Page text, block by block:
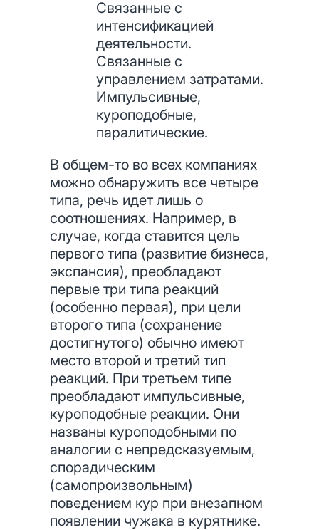
Связанные с
интенсификацией
деятельности.
Связанные с
управлением затратами.
Импульсивные,
куроподобные,
паралитические.
В общем-то во всех компаниях
можно обнаружить все четыре
типа, речь идет лишь о
соотношениях. Например, в
случае, когда ставится цель
первого типа (развитие бизнеса,
экспансия), преобладают
первые три типа реакций
(особенно первая), при цели
второго типа (сохранение
достигнутого) обычно имеют
место второй и третий тип
реакций. При третьем типе
преобладают импульсивные,
куроподобные реакции. Они
названы куроподобными по
аналогии с непредсказуемым,
спорадическим
(самопроизвольным)
поведением кур при внезапном
появлении чужака в курятнике.